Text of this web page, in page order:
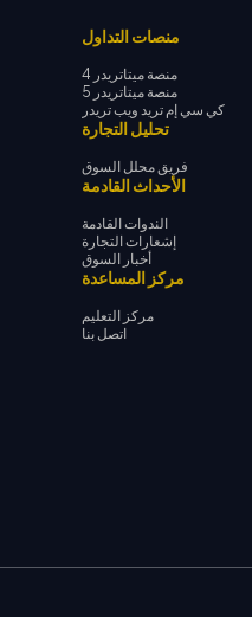
منصات التداول
منصة ميتاتريدر 4
منصة ميتاتريدر 5
كي سي إم تريد ويب تريدر
تحليل التجارة
فريق محلل السوق
الأحداث القادمة
الندوات القادمة
إشعارات التجارة
أخبار السوق
مركز المساعدة
مركز التعليم
اتصل بنا